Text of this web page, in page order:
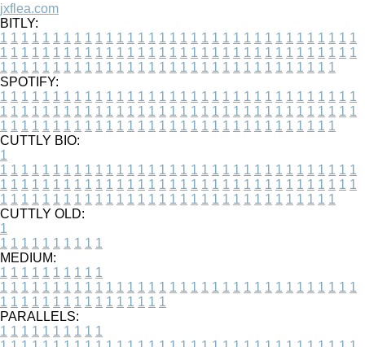
jxflea.com
BITLY:
1 1 1 1 1 1 1 1 1 1 1 1 1 1 1 1 1 1 1 1 1 1 1 1 1 1 1 1 1 1 1 1 1 1
1 1 1 1 1 1 1 1 1 1 1 1 1 1 1 1 1 1 1 1 1 1 1 1 1 1 1 1 1 1 1 1 1 1
1 1 1 1 1 1 1 1 1 1 1 1 1 1 1 1 1 1 1 1 1 1 1 1 1 1 1 1 1 1 1 1
SPOTIFY:
1 1 1 1 1 1 1 1 1 1 1 1 1 1 1 1 1 1 1 1 1 1 1 1 1 1 1 1 1 1 1 1 1 1
1 1 1 1 1 1 1 1 1 1 1 1 1 1 1 1 1 1 1 1 1 1 1 1 1 1 1 1 1 1 1 1 1 1
1 1 1 1 1 1 1 1 1 1 1 1 1 1 1 1 1 1 1 1 1 1 1 1 1 1 1 1 1 1 1 1
CUTTLY BIO:
1
1 1 1 1 1 1 1 1 1 1 1 1 1 1 1 1 1 1 1 1 1 1 1 1 1 1 1 1 1 1 1 1 1 1
1 1 1 1 1 1 1 1 1 1 1 1 1 1 1 1 1 1 1 1 1 1 1 1 1 1 1 1 1 1 1 1 1 1
1 1 1 1 1 1 1 1 1 1 1 1 1 1 1 1 1 1 1 1 1 1 1 1 1 1 1 1 1 1 1 1
CUTTLY OLD:
1
1 1 1 1 1 1 1 1 1 1
MEDIUM:
1 1 1 1 1 1 1 1 1 1
1 1 1 1 1 1 1 1 1 1 1 1 1 1 1 1 1 1 1 1 1 1 1 1 1 1 1 1 1 1 1 1 1 1
1 1 1 1 1 1 1 1 1 1 1 1 1 1 1 1
PARALLELS:
1 1 1 1 1 1 1 1 1 1